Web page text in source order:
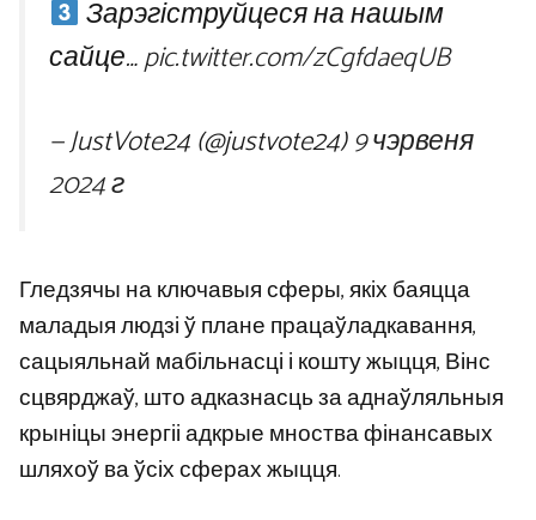
Зарэгіструйцеся на нашым
сайце…pic.twitter.com/zCgfdaeqUB
— JustVote24 (@justvote24)9 чэрвеня
2024 г
Гледзячы на ​​ключавыя сферы, якіх баяцца
маладыя людзі ў плане працаўладкавання,
сацыяльнай мабільнасці і кошту жыцця, Вінс
сцвярджаў, што адказнасць за аднаўляльныя
крыніцы энергіі адкрые мноства фінансавых
шляхоў ва ўсіх сферах жыцця.